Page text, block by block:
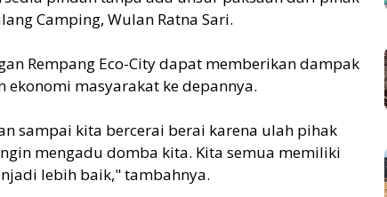
Camping, Wulan Ratna Sari.
Rempang Eco-City dapat memberikan dampak
masyarakat ke depannya.
sampai kita bercerai berai karena ulah pihak
mengadu domba kita. Kita semua memiliki
lebih baik," tambahnya.